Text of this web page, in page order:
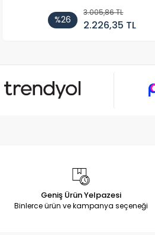
%26
3.005,86 TL
2.226,35 TL
Geniş Ürün Yelpazesi
Binlerce ürün ve kampanya seçeneği